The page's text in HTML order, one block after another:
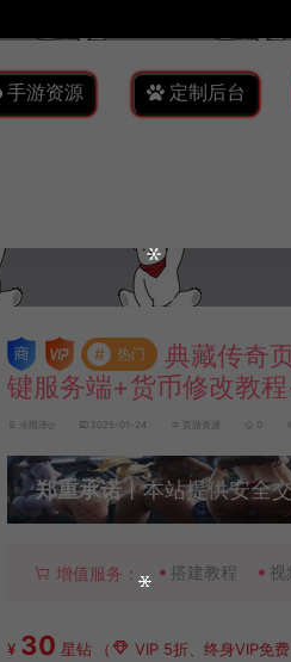
手游资源 定制后台
# 热门
典藏传奇
键服务端+货币修改教
冷雨泽ღ 2025-01-24 页游资源 0
郑重承诺丨本站提供安全
增值服务： 搭建教程 视
¥ 30 星钻 （ VIP 5折、终身VIP免费